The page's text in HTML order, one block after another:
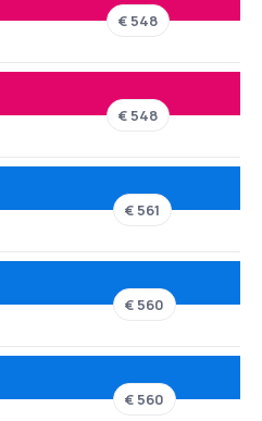
€ 548
€ 548
€ 561
€ 560
€ 560